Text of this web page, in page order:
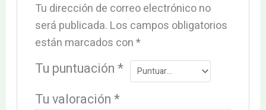
Tu dirección de correo electrónico no
será publicada. Los campos obligatorios
están marcados con*
Tu puntuación*
Tu valoración*